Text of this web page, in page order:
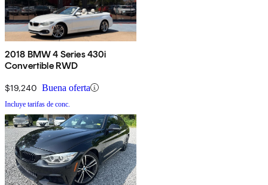
2018 BMW 4 Series 430i
Convertible RWD
$19,240 Buena oferta
Incluye tarifas de conc.